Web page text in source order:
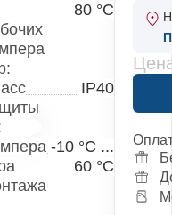
80 °С
IP40
-10 °С ...
60 °С